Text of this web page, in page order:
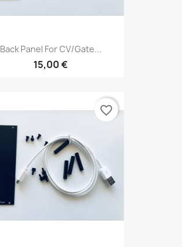
Back Panel For CV/Gate...
15,00 €
favorite_border